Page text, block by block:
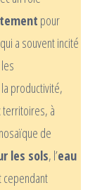
pour
a souvent incité
productivité,
territoires, à
de
les sols, l’eau
cependant